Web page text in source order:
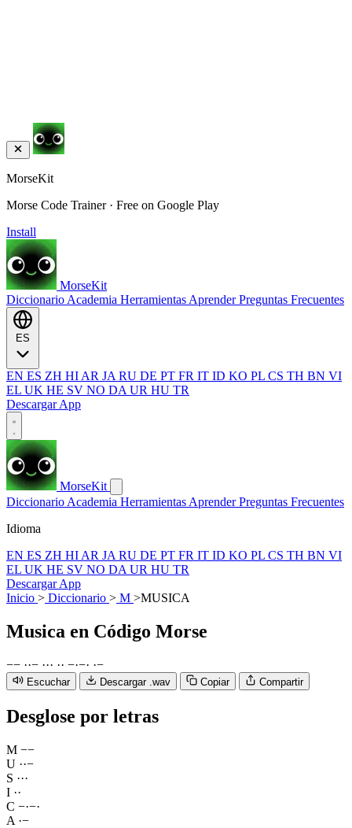
MorseKit
Morse Code Trainer · Free on Google Play
Install
MorseKit
Diccionario Academia Herramientas AprenderPreguntas Frecuentes
EN ES ZH HI AR JA RU DE PT FR IT ID KO PL CS TH BN VI
EL UK HE SV NO DA UR HU TR
Descargar App
MorseKit
Diccionario Academia Herramientas AprenderPreguntas Frecuentes
Idioma
EN ES ZH HI AR JA RU DE PT FR IT ID KO PL CS TH BN VI
EL UK HE SV NO DA UR HU TR
Descargar App
Inicio > Diccionario > M >MUSICA
Musica en Código Morse
−− ··− ··· ·· −·−· ·−
Escuchar Descargar .wav Copiar Compartir
Desglose por letras
M −−
U ··−
S ···
I ··
C −·−·
A ·−